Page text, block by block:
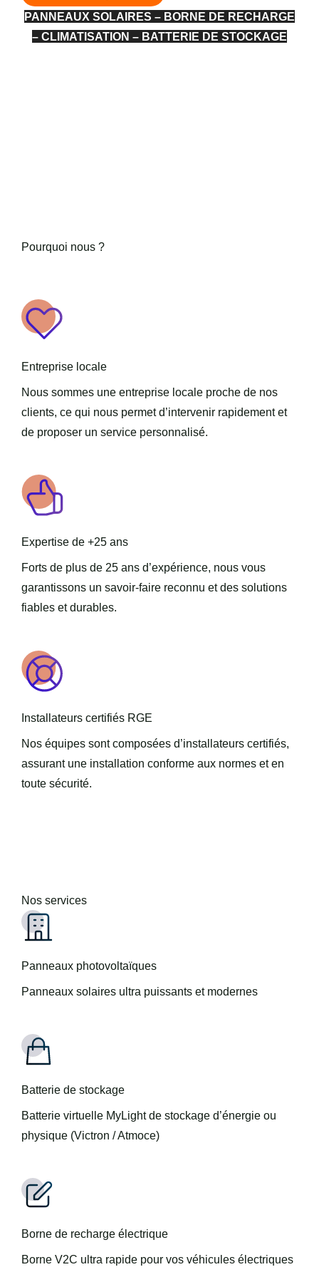
PANNEAUX SOLAIRES – BORNE DE RECHARGE
– CLIMATISATION – BATTERIE DE STOCKAGE
Pourquoi nous ?
Entreprise locale
Nous sommes une entreprise locale proche de nos
clients, ce qui nous permet d’intervenir rapidement et
de proposer un service personnalisé.
Expertise de +25 ans
Forts de plus de 25 ans d’expérience, nous vous
garantissons un savoir-faire reconnu et des solutions
fiables et durables.
Installateurs certifiés RGE
Nos équipes sont composées d’installateurs certifiés,
assurant une installation conforme aux normes et en
toute sécurité.
Nos services
Panneaux photovoltaïques
Panneaux solaires ultra puissants et modernes
Batterie de stockage
Batterie virtuelle MyLight de stockage d’énergie ou
physique (Victron / Atmoce)
Borne de recharge électrique
Borne V2C ultra rapide pour vos véhicules électriques